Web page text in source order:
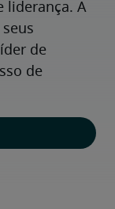
liderança. A
de
de